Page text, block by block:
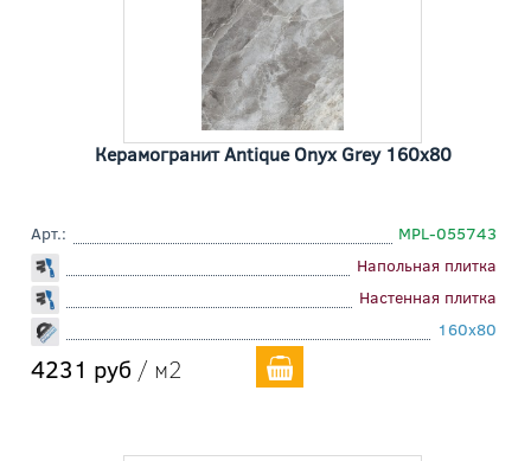
Керамогранит Antique Onyx Grey 160x80
Арт.:
MPL-055743
Напольная плитка
Настенная плитка
160x80
4231 руб / м2